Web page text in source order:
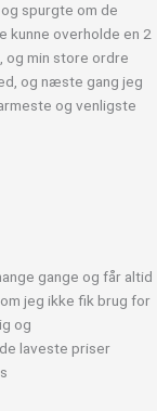
spurgte om de
kunne overholde en 2
og min store ordre
og næste gang jeg
og venligste
gange og får altid
jeg ikke fik brug for
og
laveste priser